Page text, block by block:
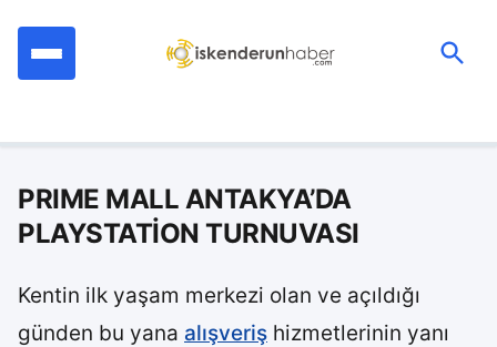
PRIME MALL ANTAKYA’DA
PLAYSTATİON TURNUVASI
Kentin ilk yaşam merkezi olan ve açıldığı
günden bu yana alışveriş hizmetlerinin yanı